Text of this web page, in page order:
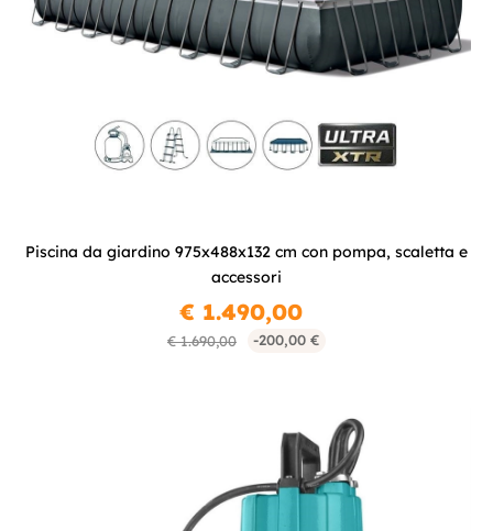
Piscina da giardino 975x488x132 cm con pompa, scaletta e
accessori
€ 1.690,00 -200,00 €
€ 1.490,00